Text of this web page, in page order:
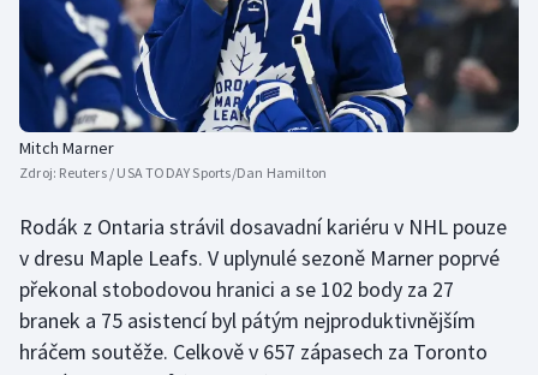
Mitch Marner
Zdroj: Reuters / USA TODAY Sports/Dan Hamilton
Rodák z Ontaria strávil dosavadní kariéru v NHL pouze
v dresu Maple Leafs. V uplynulé sezoně Marner poprvé
překonal stobodovou hranici a se 102 body za 27
branek a 75 asistencí byl pátým nejproduktivnějším
hráčem soutěže. Celkově v 657 zápasech za Toronto